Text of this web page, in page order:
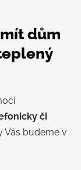
dům
či
Vás budeme v